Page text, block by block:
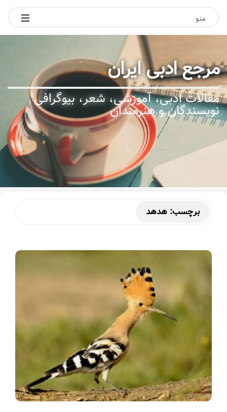
منو
مرجع ادبی ایران.
مقالات ادبی، آموزشی، شعر، بیوگرافی
نویسندگان و هنرمندان
برچسب: هدهد